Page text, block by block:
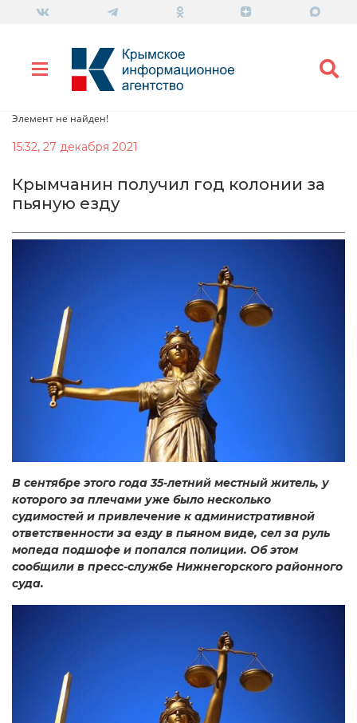
Элемент не найден!
15:32, 27 декабря 2021
Крымчанин получил год колонии за
пьяную езду
В сентябре этого года 35-летний местный житель, у
которого за плечами уже было несколько
судимостей и привлечение к административной
ответственности за езду в пьяном виде, сел за руль
мопеда подшофе и попался полиции. Об этом
сообщили в пресс-службе Нижнегорского районного
суда.